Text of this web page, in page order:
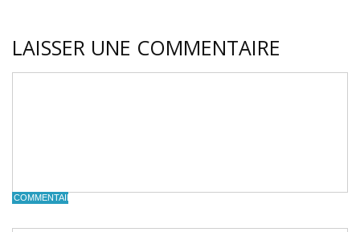
LAISSER UNE COMMENTAIRE
COMMENTAIRE